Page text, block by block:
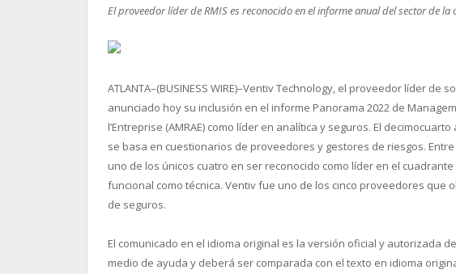
El proveedor líder de RMIS es reconocido en el informe anual del sector de
ATLANTA–(BUSINESS WIRE)–Ventiv Technology, el proveedor líder
anunciado hoy su inclusión en el informe Panorama 2022 de
l’Entreprise (AMRAE) como líder en analítica y seguros. El
se basa en cuestionarios de proveedores y gestores de riesgos.
uno de los únicos cuatro en ser reconocido como líder en el
funcional como técnica. Ventiv fue uno de los cinco proveedores que
de seguros.
El comunicado en el idioma original es la versión oficial y autorizada
medio de ayuda y deberá ser comparada con el texto en idioma